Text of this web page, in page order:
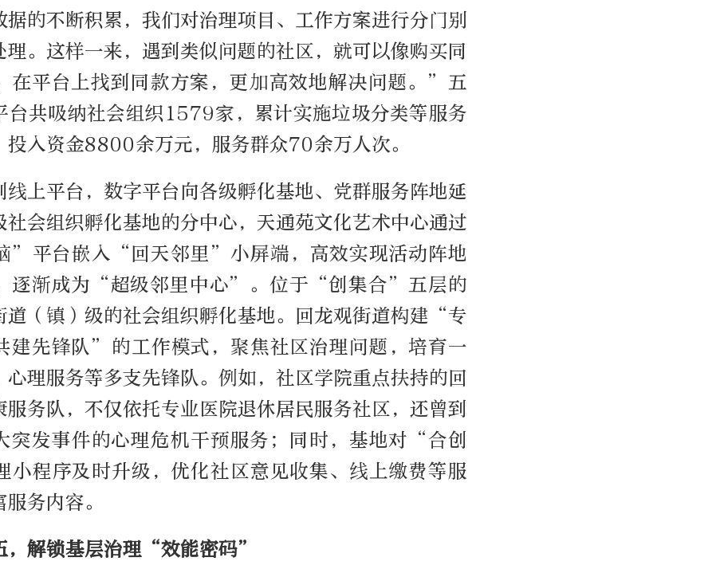
据的不断积累，我们对治理项目、工作方案进行分门别
理。这样一来，遇到类似问题的社区，就可以像购买同
在平台上找到同款方案，更加高效地解决问题。”五
台共吸纳社会组织1579家，累计实施垃圾分类等服务
入资金8800余万元，服务群众70余万人次。
线上平台，数字平台向各级孵化基地、党群服务阵地延
社会组织孵化基地的分中心，天通苑文化艺术中心通过
”平台嵌入“回天邻里”小屏端，高效实现活动阵地
逐渐成为“超级邻里中心”。位于“创集合”五层的
道（镇）级的社会组织孵化基地。回龙观街道构建“专
建先锋队”的工作模式，聚焦社区治理问题，培育一
心理服务等多支先锋队。例如，社区学院重点扶持的回
服务队，不仅依托专业医院退休居民服务社区，还曾到
突发事件的心理危机干预服务；同时，基地对“合创
程序及时升级，优化社区意见收集、线上缴费等服
务内容。
，解锁基层治理“效能密码”